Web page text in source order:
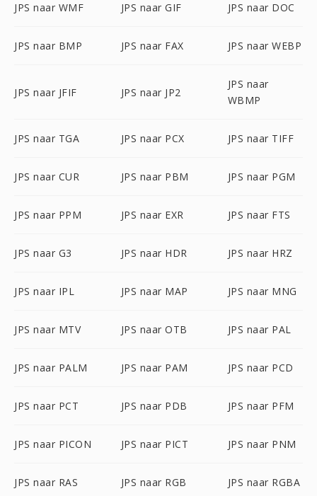
JPS naar WMF JPS naar GIF JPS naar DOC
JPS naar BMP JPS naar FAX JPS naar WEBP
JPS naar JFIF JPS naar JP2
JPS naar
WBMP
JPS naar TGA JPS naar PCX JPS naar TIFF
JPS naar CUR JPS naar PBM JPS naar PGM
JPS naar PPM JPS naar EXR JPS naar FTS
JPS naar G3 JPS naar HDR JPS naar HRZ
JPS naar IPL JPS naar MAP JPS naar MNG
JPS naar MTV JPS naar OTB JPS naar PAL
JPS naar PALM JPS naar PAM JPS naar PCD
JPS naar PCT JPS naar PDB JPS naar PFM
JPS naar PICON JPS naar PICT JPS naar PNM
JPS naar RAS JPS naar RGB JPS naar RGBA